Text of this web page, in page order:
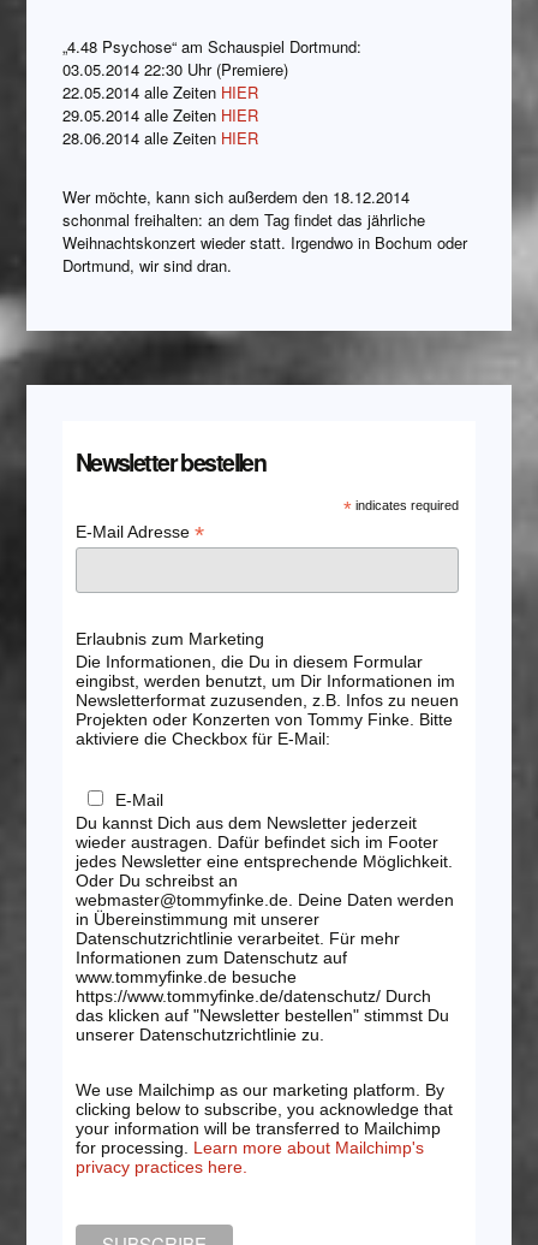
„4.48 Psychose“ am Schauspiel Dortmund:
03.05.2014 22:30 Uhr (Premiere)
22.05.2014 alle Zeiten HIER
29.05.2014 alle Zeiten HIER
28.06.2014 alle Zeiten HIER
Wer möchte, kann sich außerdem den 18.12.2014
schonmal freihalten: an dem Tag findet das jährliche
Weihnachtskonzert wieder statt. Irgendwo in Bochum oder
Dortmund, wir sind dran.
Newsletter bestellen
* indicates required
E-Mail Adresse *
Erlaubnis zum Marketing
Die Informationen, die Du in diesem Formular
eingibst, werden benutzt, um Dir Informationen im
Newsletterformat zuzusenden, z.B. Infos zu neuen
Projekten oder Konzerten von Tommy Finke. Bitte
aktiviere die Checkbox für E-Mail:
E-Mail
Du kannst Dich aus dem Newsletter jederzeit
wieder austragen. Dafür befindet sich im Footer
jedes Newsletter eine entsprechende Möglichkeit.
Oder Du schreibst an
webmaster@tommyfinke.de. Deine Daten werden
in Übereinstimmung mit unserer
Datenschutzrichtlinie verarbeitet. Für mehr
Informationen zum Datenschutz auf
www.tommyfinke.de besuche
https://www.tommyfinke.de/datenschutz/ Durch
das klicken auf "Newsletter bestellen" stimmst Du
unserer Datenschutzrichtlinie zu.
We use Mailchimp as our marketing platform. By
clicking below to subscribe, you acknowledge that
your information will be transferred to Mailchimp
for processing. Learn more about Mailchimp's
privacy practices here.